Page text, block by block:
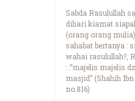
Sabda Rasulullah
dihari kiamat
(orang orang
sahabat bertanya :
wahai rasulullah?,
: :”majelis majelis
masjid” (Shahih
no.816)